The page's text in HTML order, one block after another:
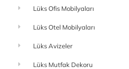
Lüks Ofis Mobilyaları
Lüks Otel Mobilyaları
Lüks Avizeler
Lüks Mutfak Dekoru